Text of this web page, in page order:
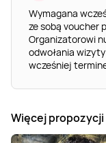
Wymagana
ze sobą voucher
Organizatorowi
odwołania
wcześniej
Więcej